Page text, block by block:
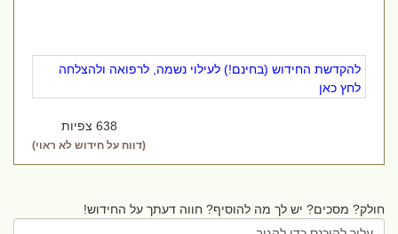
להקדשת החידוש (בחינם!) לעילוי נשמה, לרפואה ולהצלחה
לחץ כאן
638 צפיות
(דווח על חידוש לא ראוי)
חולק? מסכים? יש לך מה להוסיף? חווה דעתך על החידוש!